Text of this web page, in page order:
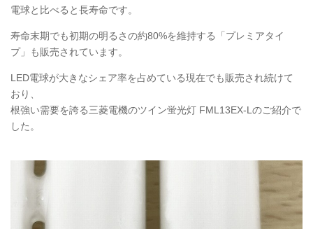
電球と比べると長寿命です。
寿命末期でも初期の明るさの約80%を維持する「プレミアタイ
プ」も販売されています。
LED電球が大きなシェア率を占めている現在でも販売され続けて
おり、
根強い需要を誇る三菱電機のツイン蛍光灯 FML13EX-Lのご紹介で
した。